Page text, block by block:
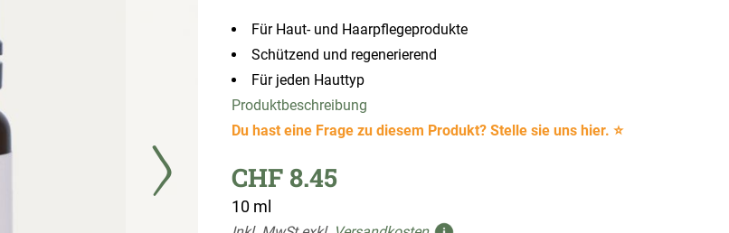
Für Haut- und Haarpflegeprodukte
Schützend und regenerierend
Für jeden Hauttyp
Produktbeschreibung
Du hast eine Frage zu diesem Produkt? Stelle sie uns hier. ⭐
CHF 8.45
10 ml